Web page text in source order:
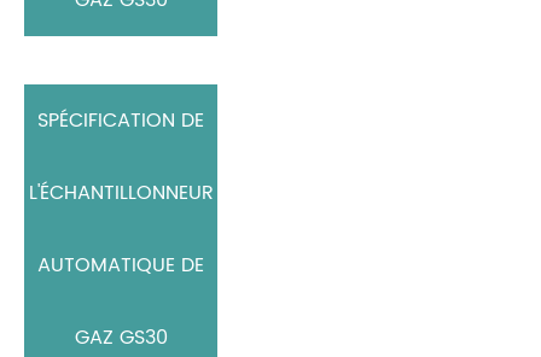
SPÉCIFICATION DE
L'ÉCHANTILLONNEUR
AUTOMATIQUE DE
GAZ GS30